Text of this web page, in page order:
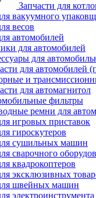
Запчасти для
вакуумного
весов
автомобилей
для автомобилей
для
для автомобилей
и
для автомагнитол
фильтры
ремни для
игровых приставок
гироскутеров
сушильных машин
сварочного
квадрокоптеров
эксклюзивных
швейных машин
электроинструмента